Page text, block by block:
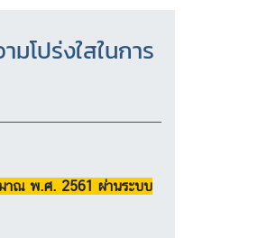
โปร่งใสในการ
มาณ พ.ศ. 2561 ผ่านระบบ